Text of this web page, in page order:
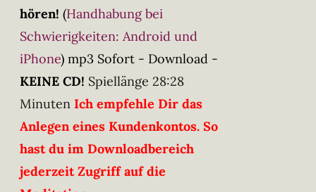
hören! (Handhabung bei
Schwierigkeiten: Android und
iPhone) mp3 Sofort - Download -
KEINE CD! Spiellänge 28:28
Minuten Ich empfehle Dir das
Anlegen eines Kundenkontos. So
hast du im Downloadbereich
jederzeit Zugriff auf die